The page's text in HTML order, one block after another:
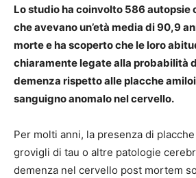
Lo studio ha coinvolto 586 autopsie
che avevano un’età media di 90,9
morte e ha scoperto che le loro
chiaramente legate alla probabilità
demenza rispetto alle placche
sanguigno anomalo nel cervello.
Per molti anni, la presenza di
grovigli di tau o altre patologie
demenza nel cervello post mortem